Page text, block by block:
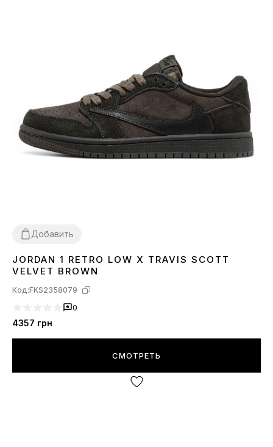
Добавить
36373839 4041 4243
JORDAN 1 RETRO LOW X TRAVIS SCOTT
VELVET BROWN
Код:FKS2358079
0
4357 грн
СМОТРЕТЬ